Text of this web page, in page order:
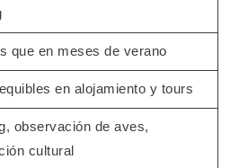
que en meses de verano
en alojamiento y tours
observación de aves,
cultural